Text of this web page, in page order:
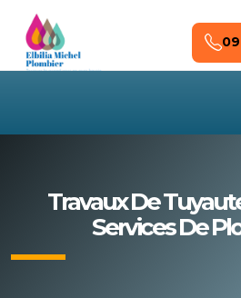
Skip to main content
09
Travaux De
Services De